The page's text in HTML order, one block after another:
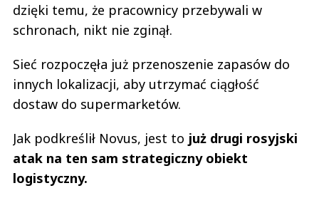
dzięki temu, że pracownicy przebywali w
schronach, nikt nie zginął.
Sieć rozpoczęła już przenoszenie zapasów do
innych lokalizacji, aby utrzymać ciągłość
dostaw do supermarketów.
Jak podkreślił Novus, jest to już drugi rosyjski
atak na ten sam strategiczny obiekt
logistyczny.